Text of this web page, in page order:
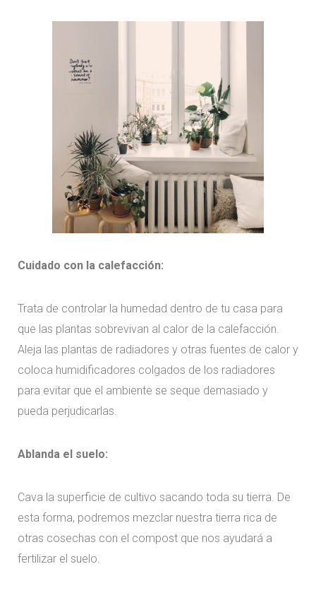
Cuidado con la calefacción:
Trata de controlar la humedad dentro de tu casa para
que las plantas sobrevivan al calor de la calefacción.
Aleja las plantas de radiadores y otras fuentes de calor y
coloca humidificadores colgados de los radiadores
para evitar que el ambiente se seque demasiado y
pueda perjudicarlas.
Ablanda el suelo:
Cava la superficie de cultivo sacando toda su tierra. De
esta forma, podremos mezclar nuestra tierra rica de
otras cosechas con el compost que nos ayudará a
fertilizar el suelo.